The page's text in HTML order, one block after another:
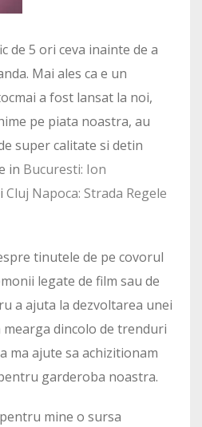
de 5 ori ceva inainte de a
Mai ales ca e un
a fost lansat la noi,
pe piata noastra, au
super calitate si detin
in Bucuresti: Ion
Cluj Napoca: Strada Regele
tinutele de pe covorul
legate de film sau de
a ajuta la dezvoltarea unei
dincolo de trenduri
ma ajute sa achizitionam
garderoba noastra.
mine o sursa